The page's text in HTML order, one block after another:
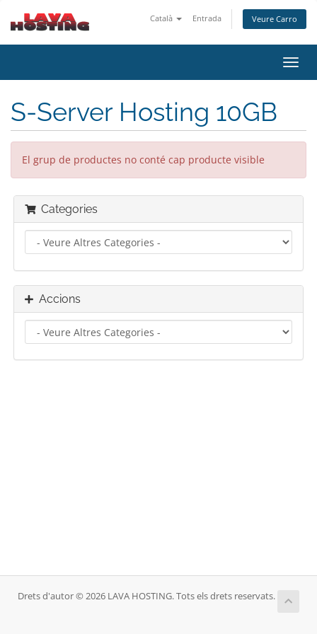
Català Entrada Veure Carro
la
S-Server Hosting 10GB
El grup de productes no conté cap producte visible
Categories
Accions
Drets d'autor © 2026 LAVA HOSTING. Tots els drets reservats.